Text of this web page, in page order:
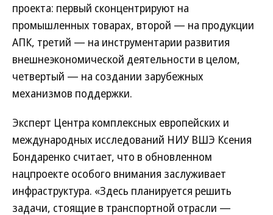
проекта: первый сконцентрируют на
промышленных товарах, второй — на продукции
АПК, третий — на инструментарии развития
внешнеэкономической деятельности в целом,
четвертый — на создании зарубежных
механизмов поддержки.
Эксперт Центра комплексных европейских и
международных исследований НИУ ВШЭ Ксения
Бондаренко считает, что в обновленном
нацпроекте особого внимания заслуживает
инфраструктура. «Здесь планируется решить
задачи, стоящие в транспортной отрасли —